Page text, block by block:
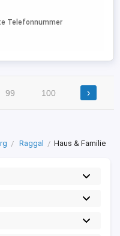
Telefonnummer
99 100 ›
Raggal Haus & Familie